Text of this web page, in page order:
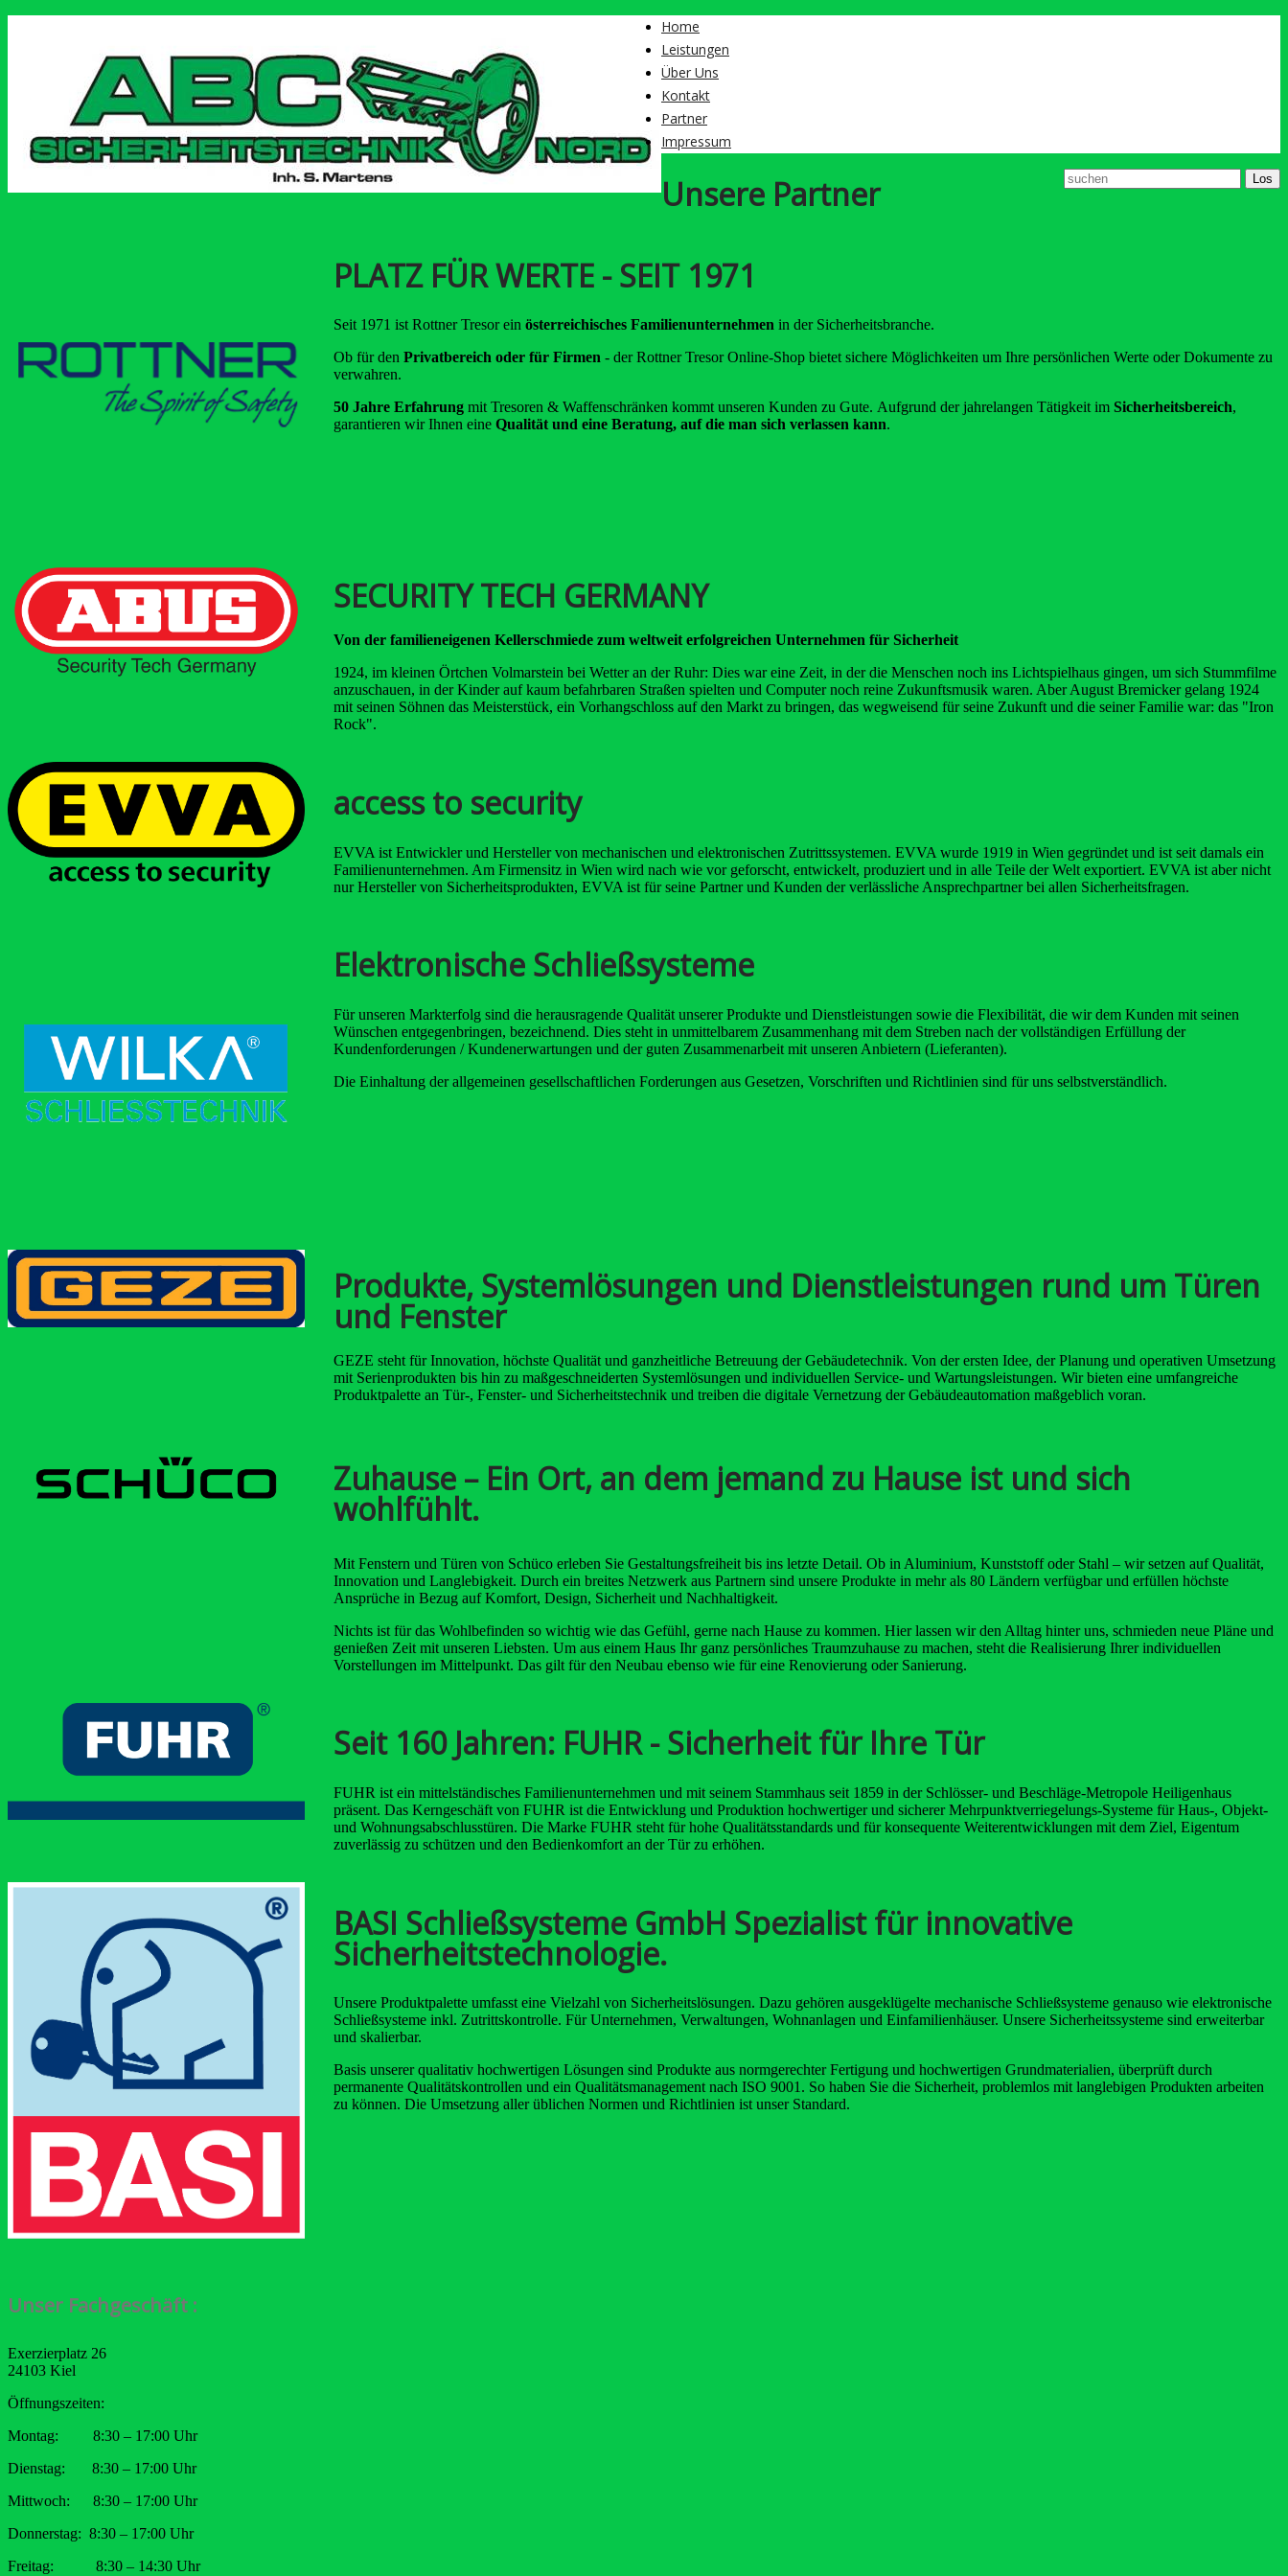
Home
Leistungen
Über Uns
Kontakt
Partner
Impressum
Unsere Partner
PLATZ FÜR WERTE - SEIT 1971
Seit 1971 ist Rottner Tresor ein österreichisches Familienunternehmen in der Sicherheitsbranche.
Ob für den Privatbereich oder für Firmen - der Rottner Tresor Online-Shop bietet sichere Möglichkeiten um Ihre persönlichen Werte oder Dokumente zu
verwahren.
50 Jahre Erfahrungmit Tresoren & Waffenschränken kommt unseren Kunden zu Gute. Aufgrund der jahrelangen Tätigkeit im Sicherheitsbereich,
garantieren wir Ihnen eine Qualität und eine Beratung, auf die man sich verlassen kann.
SECURITY TECH GERMANY
Von der familieneigenen Kellerschmiede zum weltweit erfolgreichen Unternehmen für Sicherheit
1924, im kleinen Örtchen Volmarstein bei Wetter an der Ruhr: Dies war eine Zeit, in der die Menschen noch ins Lichtspielhaus gingen, um sich Stummfilme
anzuschauen, in der Kinder auf kaum befahrbaren Straßen spielten und Computer noch reine Zukunftsmusik waren. Aber August Bremicker gelang 1924
mit seinen Söhnen das Meisterstück, ein Vorhangschloss auf den Markt zu bringen, das wegweisend für seine Zukunft und die seiner Familie war: das "Iron
Rock".
access to security
EVVA ist Entwickler und Hersteller von mechanischen und elektronischen Zutrittssystemen. EVVA wurde 1919 in Wien gegründet und ist seit damals ein
Familienunternehmen. Am Firmensitz in Wien wird nach wie vor geforscht, entwickelt, produziert und in alle Teile der Welt exportiert. EVVA ist aber nicht
nur Hersteller von Sicherheitsprodukten, EVVA ist für seine Partner und Kunden der verlässliche Ansprechpartner bei allen Sicherheitsfragen.
Elektronische Schließsysteme
Für unseren Markterfolg sind die herausragende Qualität unserer Produkte und Dienstleistungen sowie die Flexibilität, die wir dem Kunden mit seinen
Wünschen entgegenbringen, bezeichnend. Dies steht in unmittelbarem Zusammenhang mit dem Streben nach der vollständigen Erfüllung der
Kundenforderungen / Kundenerwartungen und der guten Zusammenarbeit mit unseren Anbietern (Lieferanten).
Die Einhaltung der allgemeinen gesellschaftlichen Forderungen aus Gesetzen, Vorschriften und Richtlinien sind für uns selbstverständlich.
Produkte, Systemlösungen und Dienstleistungen rund um Türen
und Fenster
GEZE steht für Innovation, höchste Qualität und ganzheitliche Betreuung der Gebäudetechnik. Von der ersten Idee, der Planung und operativen Umsetzung
mit Serienprodukten bis hin zu maßgeschneiderten Systemlösungen und individuellen Service- und Wartungsleistungen. Wir bieten eine umfangreiche
Produktpalette an Tür-, Fenster- und Sicherheitstechnik und treiben die digitale Vernetzung der Gebäudeautomation maßgeblich voran.
Zuhause – Ein Ort, an dem jemand zu Hause ist und sich
wohlfühlt.
Mit Fenstern und Türen von Schüco erleben Sie Gestaltungsfreiheit bis ins letzte Detail. Ob in Aluminium, Kunststoff oder Stahl – wir setzen auf Qualität,
Innovation und Langlebigkeit. Durch ein breites Netzwerk aus Partnern sind unsere Produkte in mehr als 80 Ländern verfügbar und erfüllen höchste
Ansprüche in Bezug auf Komfort, Design, Sicherheit und Nachhaltigkeit.
Nichts ist für das Wohlbefinden so wichtig wie das Gefühl, gerne nach Hause zu kommen. Hier lassen wir den Alltag hinter uns, schmieden neue Pläne und
genießen Zeit mit unseren Liebsten. Um aus einem Haus Ihr ganz persönliches Traumzuhause zu machen, steht die Realisierung Ihrer individuellen
Vorstellungen im Mittelpunkt. Das gilt für den Neubau ebenso wie für eine Renovierung oder Sanierung.
Seit 160 Jahren: FUHR - Sicherheit für Ihre Tür
FUHR ist ein mittelständisches Familienunternehmen und mit seinem Stammhaus seit 1859 in der Schlösser- und Beschläge-Metropole Heiligenhaus
präsent. Das Kerngeschäft von FUHR ist die Entwicklung und Produktion hochwertiger und sicherer Mehrpunktverriegelungs-Systeme für Haus-, Objekt-
und Wohnungsabschlusstüren. Die Marke FUHR steht für hohe Qualitätsstandards und für konsequente Weiterentwicklungen mit dem Ziel, Eigentum
zuverlässig zu schützen und den Bedienkomfort an der Tür zu erhöhen.
BASI Schließsysteme GmbH Spezialist für innovative
Sicherheitstechnologie.
Unsere Produktpalette umfasst eine Vielzahl von Sicherheitslösungen. Dazu gehören ausgeklügelte mechanische Schließsysteme genauso wie elektronische
Schließsysteme inkl. Zutrittskontrolle. Für Unternehmen, Verwaltungen, Wohnanlagen und Einfamilienhäuser. Unsere Sicherheitssysteme sind erweiterbar
und skalierbar.
Basis unserer qualitativ hochwertigen Lösungen sind Produkte aus normgerechter Fertigung und hochwertigen Grundmaterialien, überprüft durch
permanente Qualitätskontrollen und ein Qualitätsmanagement nach ISO 9001. So haben Sie die Sicherheit, problemlos mit langlebigen Produkten arbeiten
zu können. Die Umsetzung aller üblichen Normen und Richtlinien ist unser Standard.
Unser Fachgeschäft :
Exerzierplatz 26
24103 Kiel
Öffnungszeiten:
Montag: 8:30 – 17:00 Uhr
Dienstag: 8:30 – 17:00 Uhr
Mittwoch: 8:30 – 17:00 Uhr
Donnerstag: 8:30 – 17:00 Uhr
Freitag: 8:30 – 14:30 Uhr